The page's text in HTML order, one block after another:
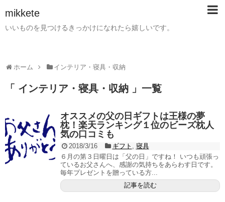
mikkete
いいものを見つけるきっかけになれたら嬉しいです。
ホーム インテリア・寝具・収納
「 インテリア・寝具・収納 」一覧
オススメの父の日ギフトは王様の夢
枕！楽天ランキング１位のビーズ枕人
気の口コミも
2018/3/16 ギフト , 寝具
６月の第３日曜日は「父の日」ですね！ いつも頑張っ
ているお父さんへ、感謝の気持ちをあらわす日です。
毎年プレゼントを贈っている方...
記事を読む